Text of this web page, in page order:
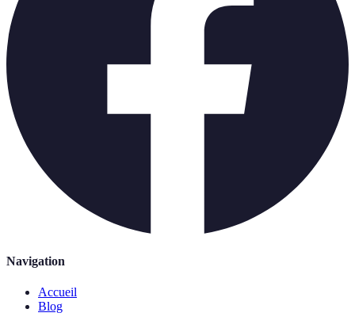
Navigation
Accueil
Blog